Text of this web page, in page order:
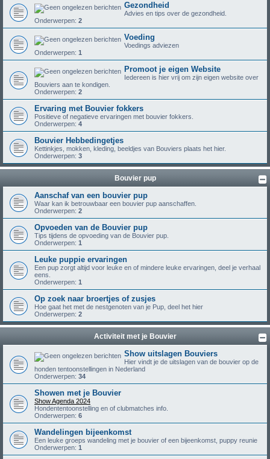
Gezondheid
Advies en tips over de gezondheid.
Onderwerpen: 2
Voeding
Voedings adviezen
Onderwerpen: 1
Promoot je eigen Website
Iedereen is hier vrij om zijn eigen website over
Bouviers aan te kondigen.
Onderwerpen: 2
Ervaring met Bouvier fokkers
Positieve of negatieve ervaringen met bouvier fokkers.
Onderwerpen: 4
Bouvier Hebbedingetjes
Kettinkjes, mokken, kleding, beeldjes van Bouviers plaats het hier.
Onderwerpen: 3
Bouvier pup
Aanschaf van een bouvier pup
Waar kan ik betrouwbaar een bouvier pup aanschaffen.
Onderwerpen: 2
Opvoeden van de Bouvier pup
Tips tijdens de opvoeding van de Bouvier pup.
Onderwerpen: 1
Leuke puppie ervaringen
Een pup zorgt altijd voor leuke en of mindere leuke ervaringen, deel je verhaal
eens.
Onderwerpen: 1
Op zoek naar broertjes of zusjes
Hoe gaat het met de nestgenoten van je Pup, deel het hier
Onderwerpen: 2
Activiteit met je Bouvier
Show uitslagen Bouviers
Hier vindt je de uitslagen van de bouvier op de
honden tentoonstellingen in Nederland
Onderwerpen: 34
Showen met je Bouvier
Show Agenda 2024
Hondententoonstelling en of clubmatches info.
Onderwerpen: 6
Wandelingen bijeenkomst
Een leuke groeps wandeling met je bouvier of een bijeenkomst, puppy reunie
Onderwerpen: 1